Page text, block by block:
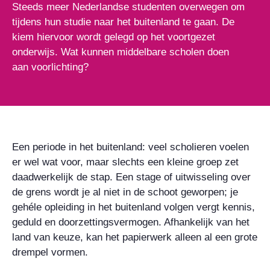
Steeds meer Nederlandse studenten overwegen om
tijdens hun studie naar het buitenland te gaan. De
kiem hiervoor wordt gelegd op het voortgezet
onderwijs. Wat kunnen middelbare scholen doen
aan voorlichting?
Een periode in het buitenland: veel scholieren voelen
er wel wat voor, maar slechts een kleine groep zet
daadwerkelijk de stap. Een stage of uitwisseling over
de grens wordt je al niet in de schoot geworpen; je
gehéle opleiding in het buitenland volgen vergt kennis,
geduld en doorzettingsvermogen. Afhankelijk van het
land van keuze, kan het papierwerk alleen al een grote
drempel vormen.